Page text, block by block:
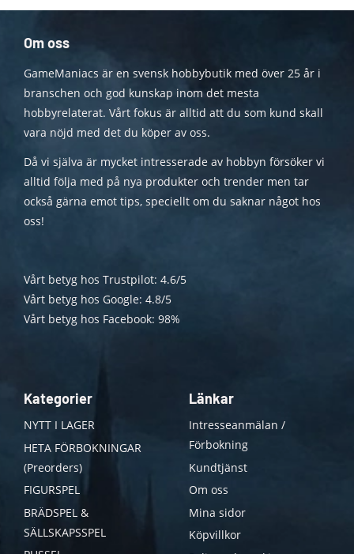
Om oss
GameManiacs är en svensk hobbybutik med över 25 år i
branschen och god kunskap inom det mesta
hobbyrelaterat. Vårt fokus är alltid att du som kund skall
vara nöjd med det du köper av oss.
Då vi själva är mycket intresserade av hobbyn försöker vi
alltid följa med på nya produkter och trender men tar
också gärna emot tips, speciellt om du saknar något hos
oss!
Vårt betyg hos Trustpilot: 4.6/5
Vårt betyg hos Google: 4.8/5
Vårt betyg hos Facebook: 98%
Kategorier
NYTT I LAGER
HETA FÖRBOKNINGAR
(Preorders)
FIGURSPEL
BRÄDSPEL &
SÄLLSKAPSSPEL
Länkar
Intresseanmälan /
Förbokning
Kundtjänst
Om oss
Mina sidor
Köpvillkor